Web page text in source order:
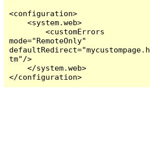
<configuration>
    <system.web>
        <customErrors
mode="RemoteOnly"
defaultRedirect="mycustompage.h
tm"/>
    </system.web>
</configuration>